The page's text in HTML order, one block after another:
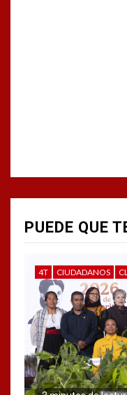
PUEDE QUE
4T CIUDADANOS